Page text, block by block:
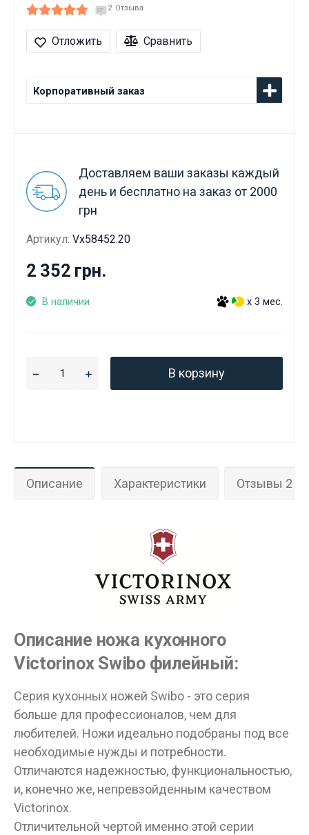
2 Отзыва
Отложить Сравнить
Корпоративный заказ
Доставляем ваши заказы каждый
день и бесплатно на заказ от 2000
грн
Артикул: Vx58452.20
2 352 грн.
В наличии x 3 мес.
В корзину
Описание Характеристики Отзывы 2
Описание ножа кухонного
Victorinox Swibo филейный:
Серия кухонных ножей Swibo - это серия
больше для профессионалов, чем для
любителей. Ножи идеально подобраны под все
необходимые нужды и потребности.
Отличаются надежностью, функциональностью,
и, конечно же, непревзойденным качеством
Victorinox.
Отличительной чертой именно этой серии
Данные товары продаются лицам,
достигшим 18 лет!